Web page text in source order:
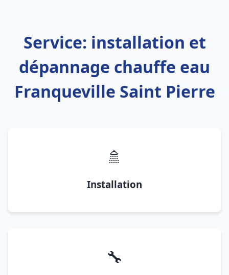
Service: installation et
dépannage chauffe eau
Franqueville Saint Pierre
🚿
Installation
🔧